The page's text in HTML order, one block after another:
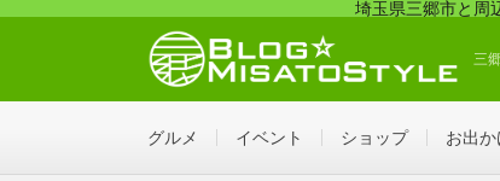
埼玉県三郷市と周
三
グルメ イベント ショップ お出か